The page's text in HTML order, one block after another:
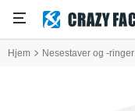
Hjem Nesestaver og -ringer